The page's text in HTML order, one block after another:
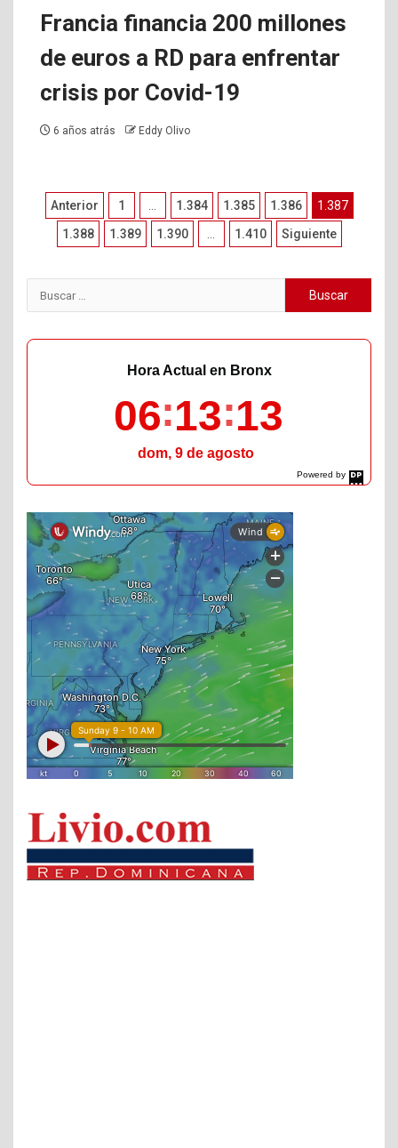
Francia financia 200 millones
de euros a RD para enfrentar
crisis por Covid-19
6 años atrás Eddy Olivo
Paginación
Anterior 1 1.384 1.385 1.386
1.387
1.388
1.389 1.390 1.410 Siguiente
Buscar:
Powered by
DaysPedia.com
Hora Actual en Bronx
06 13 15
dom, 9 de agosto